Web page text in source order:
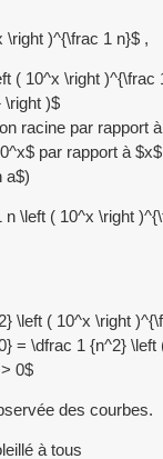
\right )^{\frac 1 n}$ ,
( 10^x \right )^{\frac
\right )$
racine par rapport
par rapport à
a$)
\left ( 10^x \right
\left ( 10^x \right
= \dfrac 1 {n^2}
0$
des courbes.
à tous